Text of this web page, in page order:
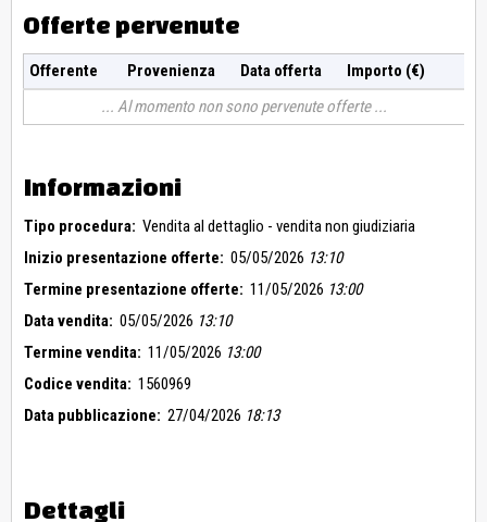
Offerte pervenute
Offerente Provenienza Data offerta
Importo (€)
Al momento non sono pervenute offerte
Informazioni
Tipo procedura: Vendita al dettaglio - vendita non giudiziaria
Inizio presentazione offerte: 05/05/2026 13:10
Termine presentazione offerte: 11/05/2026 13:00
Data vendita: 05/05/2026 13:10
Termine vendita: 11/05/2026 13:00
Codice vendita: 1560969
Data pubblicazione: 27/04/2026 18:13
Dettagli